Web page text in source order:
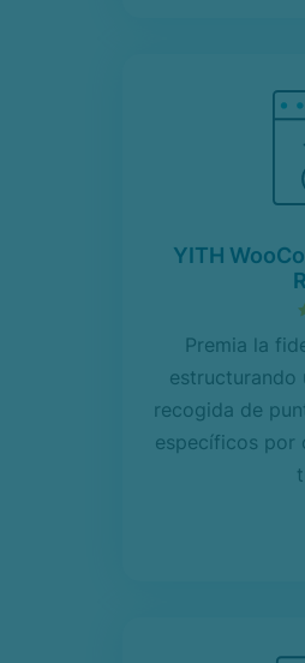
YITH
Premia la
estructurando
recogida de
específicos por